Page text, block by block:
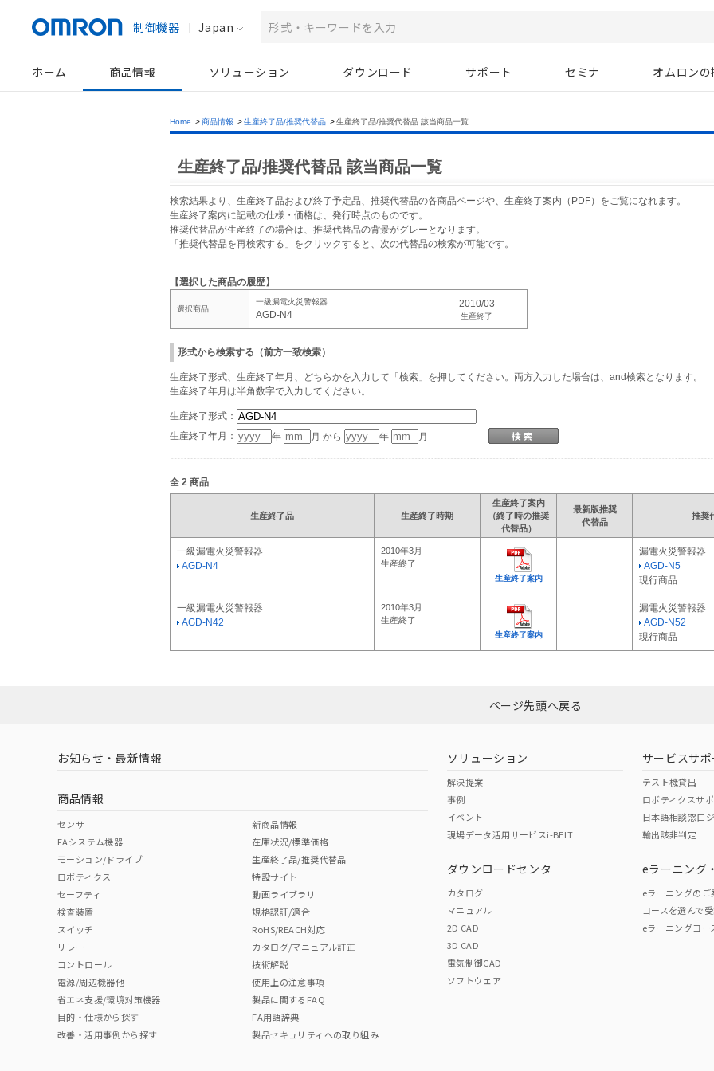
制御機器 Japan
ホーム 商品情報 ソリューション ダウンロード サポート セミナ オムロン
Home >商品情報 >生産終了品/推奨代替品 >生産終了品/推奨代替品 該当商品一覧
生産終了品/推奨代替品 該当商品一覧
検索結果より、生産終了品および終了予定品、推奨代替品の各商品ページや、生産終了案内（PDF）をご覧になれます。
生産終了案内に記載の仕様・価格は、発行時点のものです。
推奨代替品が生産終了の場合は、推奨代替品の背景がグレーとなります。
「推奨代替品を再検索する」をクリックすると、次の代替品の検索が可能です。
【選択した商品の履歴】
選択商品
一級漏電火災警報器
AGD-N4
2010/03
生産終了
形式から検索する（前方一致検索）
生産終了形式、生産終了年月、どちらかを入力して「検索」を押してください。両方入力した場合は、and検索となります。
生産終了年月は半角数字で入力してください。
生産終了形式：
生産終了年月：
年 月 から 年 月
全 2 商品
生産終了品 生産終了時期
生産終了案内
（終了時の推奨
代替品）
最新版推奨
代替品
推奨
一級漏電火災警報器
AGD-N4
2010年3月
生産終了
生産終了案内
漏電火災警報器
AGD-N5
現行商品
一級漏電火災警報器
AGD-N42
2010年3月
生産終了
生産終了案内
漏電火災警報器
AGD-N52
現行商品
ページ先頭へ戻る
お知らせ・最新情報
商品情報
センサ
FAシステム機器
モーション/ドライブ
ロボティクス
セーフティ
検査装置
スイッチ
リレー
コントロール
電源/周辺機器他
省エネ支援/環境対策機器
目的・仕様から探す
改善・活用事例から探す
新商品情報
在庫状況/標準価格
生産終了品/推奨代替品
特設サイト
動画ライブラリ
規格認証/適合
RoHS/REACH対応
カタログ/マニュアル訂正
技術解説
使用上の注意事項
製品に関するFAQ
FA用語辞典
製品セキュリティへの取り組み
ソリューション
解決提案
事例
イベント
現場データ活用サービスi-BELT
ダウンロードセンタ
カタログ
マニュアル
2D CAD
3D CAD
電気制御CAD
ソフトウェア
サービスサポ
テスト機貸出
ロボティクスサ
日本語相談窓口
輸出該非判定
eラーニング
eラーニングのご
コースを選んで
eラーニングコー